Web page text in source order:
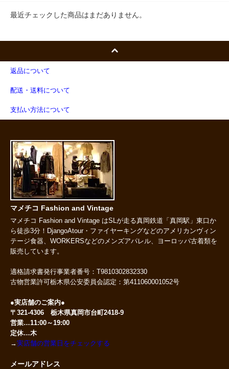
最近チェックした商品はまだありません。
返品について
配送・送料について
支払い方法について
マメチコ Fashion and Vintage
マメチコ Fashion and Vintage はSLが走る真岡鉄道「真岡駅」東口か
ら徒歩3分！DjangoAtour・ファイヤーキングなどのアメリカンヴィン
テージ食器、WORKERSなどのメンズアパレル、ヨーロッパ古着類を
販売しています。
適格請求書発行事業者番号：T9810302832330
古物営業許可栃木県公安委員会認定：第411060001052号
●実店舗のご案内●
〒321-4306 栃木県真岡市台町2418-9
営業…11:00～19:00
定休…木
→実店舗の営業日をチェックする
メールアドレス